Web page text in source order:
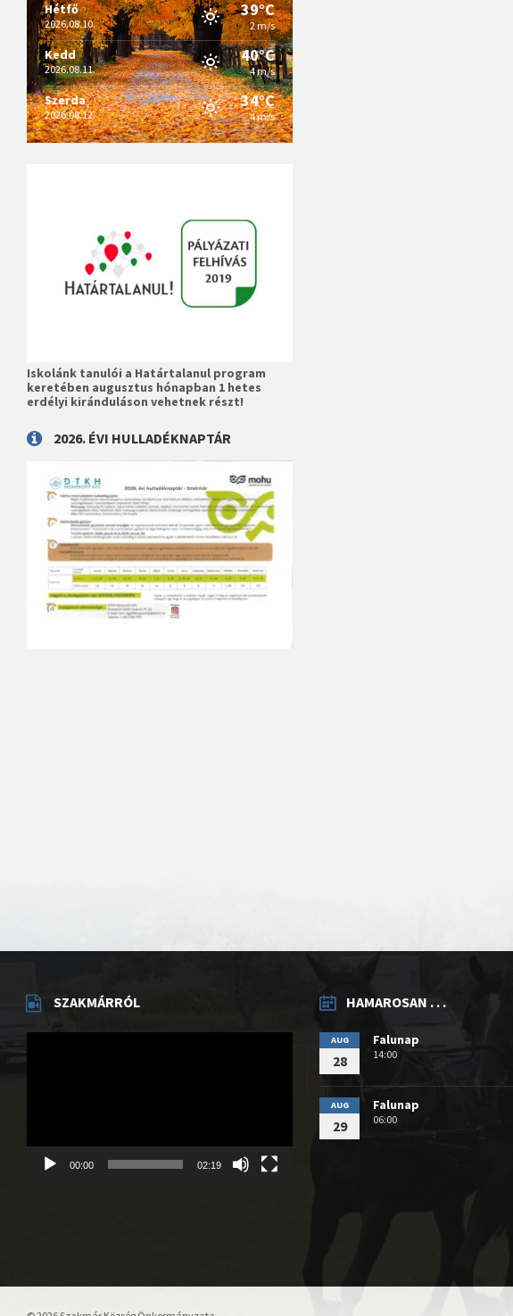
Hétfő
2026.08.10.
39°C
2 m/s
Kedd
2026.08.11.
40°C
4 m/s
Szerda
2026.08.12.
34°C
4 m/s
Iskolánk tanulói a Határtalanul program
keretében augusztus hónapban 1 hetes
erdélyi kiránduláson vehetnek részt!
2026. ÉVI HULLADÉKNAPTÁR
SZAKMÁRRÓL
00:00 02:19
HAMAROSAN . . .
AUG
28
Falunap
14:00
AUG
29
Falunap
06:00